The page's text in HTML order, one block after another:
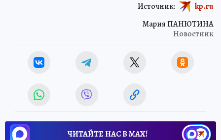
Мария ПАНЮТИНА
Новостник
Источник: kp.ru
ЧИТАЙТЕ НАС В МАХ!